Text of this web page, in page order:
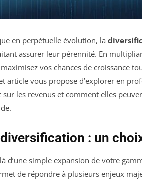
en perpétuelle évolution, la
assurer leur pérennité. En
vos chances de croissance
article vous propose d’explorer en
les revenus et comment elles
: un
d’une simple expansion de votre
de répondre à plusieurs enjeux